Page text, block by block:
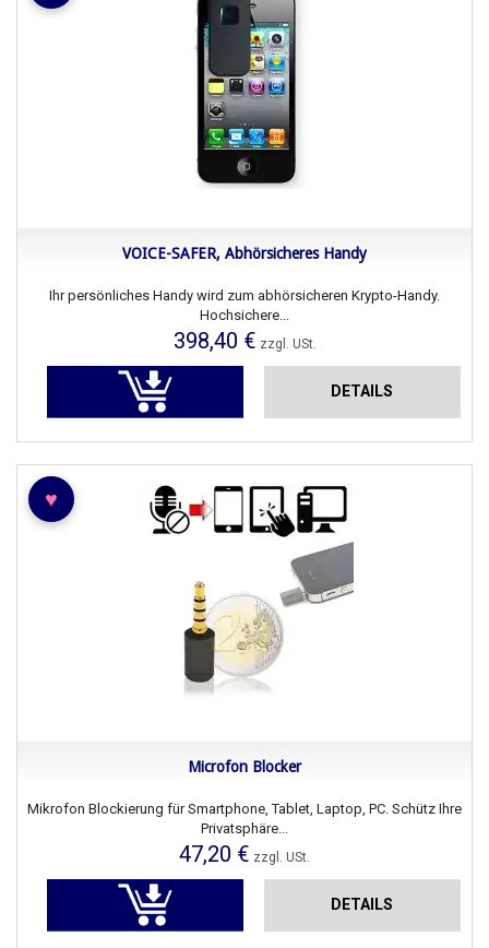
VOICE-SAFER, Abhörsicheres Handy
Ihr persönliches Handy wird zum abhörsicheren Krypto-Handy.
Hochsichere...
398,40 € zzgl. USt.
DETAILS
♥
Microfon Blocker
Mikrofon Blockierung für Smartphone, Tablet, Laptop, PC. Schütz Ihre
Privatsphäre...
47,20 € zzgl. USt.
DETAILS